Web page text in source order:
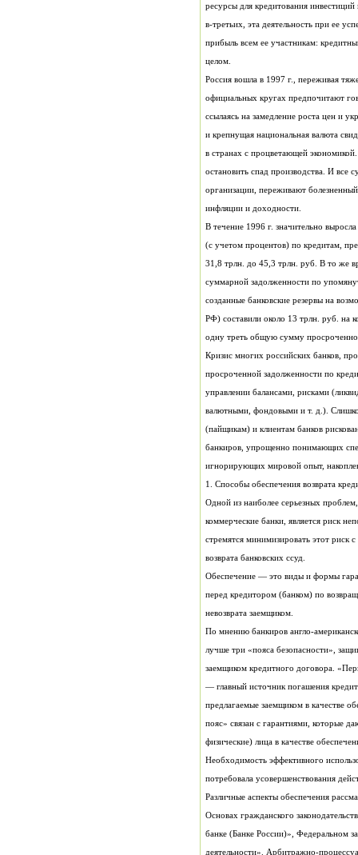
ресурсы для кредитования
целом.
Россия вошла в 1997 г., переживая
инфляции и доходности.
В течение 1996 г. значительно
одну треть общую сумму
игнорирующих мировой опыт,
1. Способы обеспечения возврата
возврата банковских ссуд.
невозврата заемщиком.
физические) лица в качестве